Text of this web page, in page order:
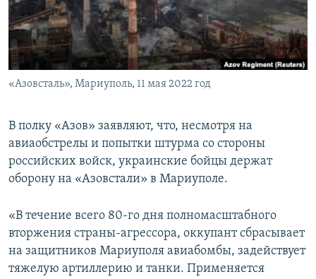
ПОБЕДИТЕЛЕЙ НЕ СУДЯТ?
КРЫМ.НЕПОКОРЕННЫЙ
ELIFBE
УКРАИНСКАЯ ПРОБЛЕМА КРЫМА
ПРИСОЕДИНЯЙТЕСЬ!
«Азовсталь», Мариуполь, 11 мая 2022 год
В полку «Азов» заявляют, что, несмотря на
авиаобстрелы и попытки штурма со стороны
российских войск, украинские бойцы держат
оборону на «Азовстали» в Мариуполе.
«В течение всего 80-го дня полномасштабного
вторжения страны-агрессора, оккупант сбрасывает
на защитников Мариуполя авиабомбы, задействует
тяжелую артиллерию и танки. Применяется